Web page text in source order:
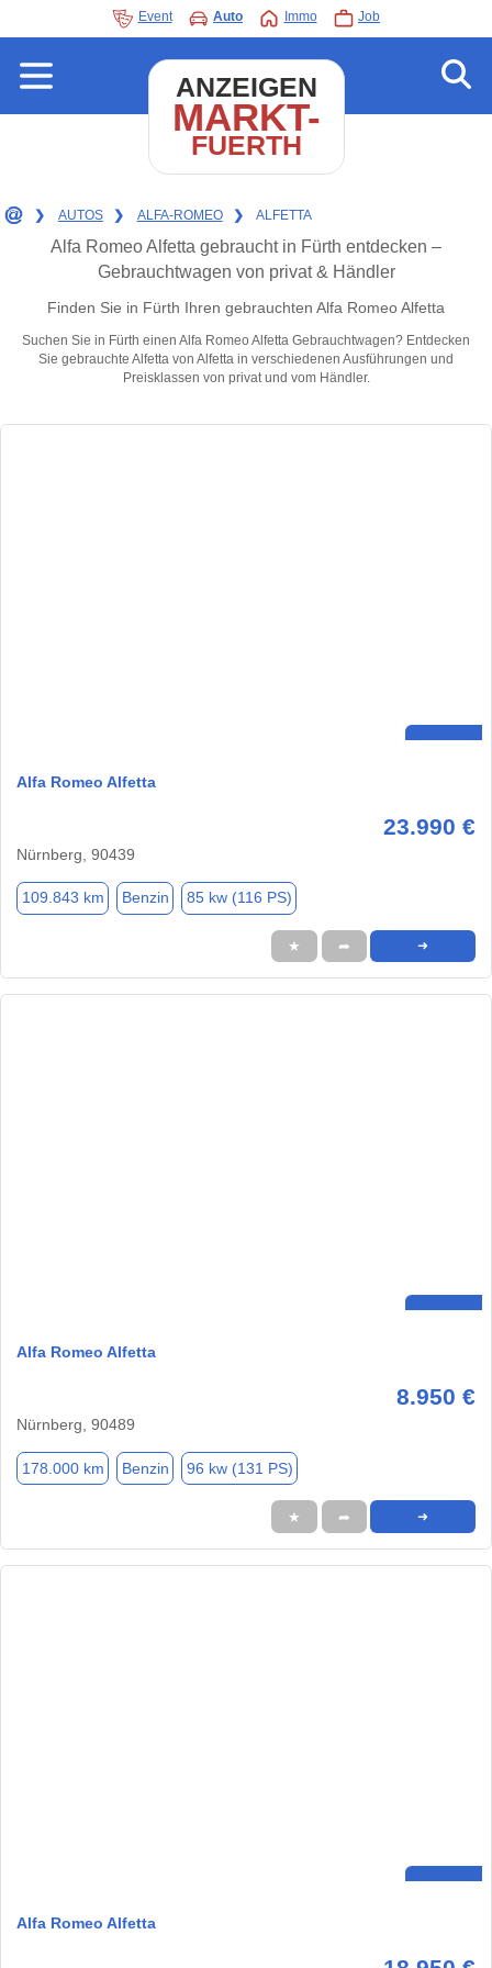
Event Auto Immo Job
ANZEIGEN
MARKT-
FUERTH
❯ AUTOS ❯ ALFA-ROMEO ❯ ALFETTA
Alfa Romeo Alfetta gebraucht in Fürth entdecken –
Gebrauchtwagen von privat & Händler
Finden Sie in Fürth Ihren gebrauchten Alfa Romeo Alfetta
Suchen Sie in Fürth einen Alfa Romeo Alfetta Gebrauchtwagen? Entdecken
Sie gebrauchte Alfetta von Alfetta in verschiedenen Ausführungen und
Preisklassen von privat und vom Händler.
Alfa Romeo Alfetta
23.990 €
Nürnberg, 90439
109.843 km Benzin 85 kw (116 PS)
★ ➦ ➜
Alfa Romeo Alfetta
8.950 €
Nürnberg, 90489
178.000 km Benzin 96 kw (131 PS)
★ ➦ ➜
Alfa Romeo Alfetta